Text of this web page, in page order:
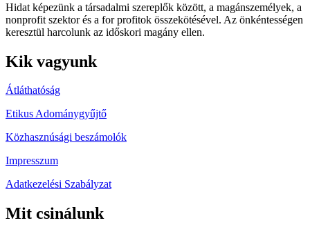
Hidat képezünk a társadalmi szereplők között, a magánszemélyek, a
nonprofit szektor és a for profitok összekötésével. Az önkéntességen
keresztül harcolunk az időskori magány ellen.
Kik vagyunk
Átláthatóság
Etikus Adománygyűjtő
Közhasznúsági beszámolók
Impresszum
Adatkezelési Szabályzat
Mit csinálunk